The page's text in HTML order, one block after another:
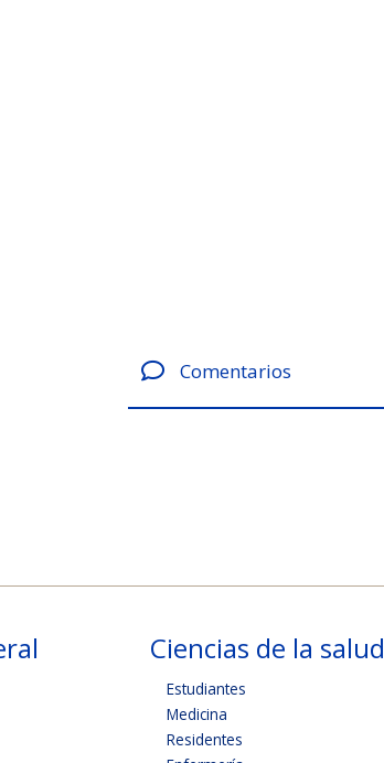
Comentarios
Ciencias de la salud
Estudiantes
Medicina
Residentes